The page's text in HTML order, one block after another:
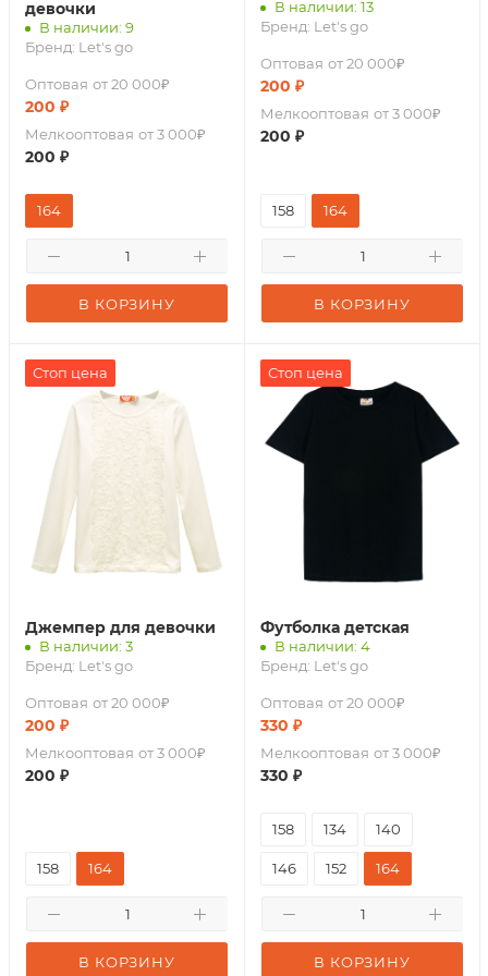
девочки
В наличии: 9
Бренд: Let's go
Оптовая от 20 000₽
200 ₽
Мелкооптовая от 3 000₽
200 ₽
В КОРЗИНУ
164
В наличии: 13
Бренд: Let's go
Оптовая от 20 000₽
200 ₽
Мелкооптовая от 3 000₽
200 ₽
В КОРЗИНУ
158 164
Стоп цена
Джемпер для девочки
В наличии: 3
Бренд: Let's go
Оптовая от 20 000₽
200 ₽
Мелкооптовая от 3 000₽
200 ₽
В КОРЗИНУ
158 164
Стоп цена
Футболка детская
В наличии: 4
Бренд: Let's go
Оптовая от 20 000₽
330 ₽
Мелкооптовая от 3 000₽
330 ₽
В КОРЗИНУ
158 134 140
146 152 164